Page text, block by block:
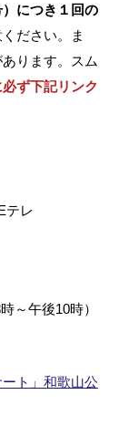
につき１回の
ださい。ま
ります。スム
ず下記リンク
テレ
～午後10時）
ト」和歌山公